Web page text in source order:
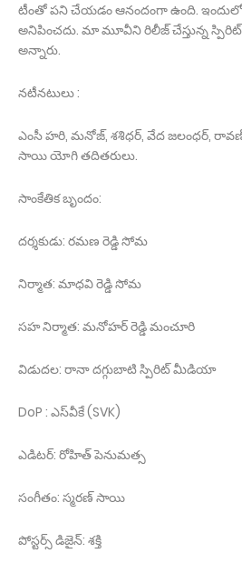
టీంతో పని చేయడం ఆనందంగా ఉంది.
అనిపించదు. మా మూవీని రిలీజ్ చేస్తున్న
అన్నారు.
నటీనటులు :
ఎంసీ హరి, మనోజ్, శశిధర్, వేద జలంధర్, రావణ్
సాయి యోగి తదితరులు.
సాంకేతిక బృందం:
దర్శకుడు: రమణ రెడ్డి సోమ
నిర్మాత: మాధవి రెడ్డి సోమ
సహ నిర్మాత: మనోహర్ రెడ్డి మంచూరి
విడుదల: రానా దగ్గుబాటి స్పిరిట్ మీడియా
DoP : ఎస్‌వీకే (SVK)
ఎడిటర్: రోహిత్ పెనుమత్స
సంగీతం: స్మరణ్ సాయి
పోస్టర్స్ డిజైన్: శక్తి